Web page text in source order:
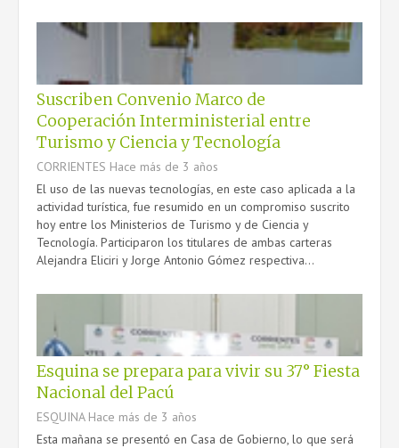
Suscriben Convenio Marco de
Cooperación Interministerial entre
Turismo y Ciencia y Tecnología
CORRIENTES Hace más de 3 años
El uso de las nuevas tecnologías, en este caso aplicada a la
actividad turística, fue resumido en un compromiso suscrito
hoy entre los Ministerios de Turismo y de Ciencia y
Tecnología. Participaron los titulares de ambas carteras
Alejandra Eliciri y Jorge Antonio Gómez respectiva...
Esquina se prepara para vivir su 37° Fiesta
Nacional del Pacú
ESQUINA Hace más de 3 años
Esta mañana se presentó en Casa de Gobierno, lo que será